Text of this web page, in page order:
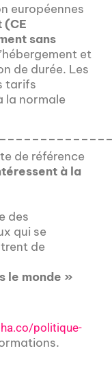
européennes
(CE
sans
et
de durée. Les
tarifs
la normale
de référence
à la
des
qui se
de
le monde »
politique-